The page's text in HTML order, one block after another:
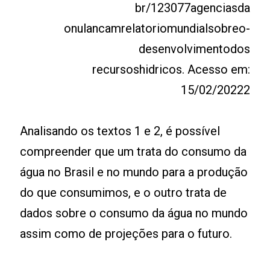
br/123077­agenciasda­
onu­lancam­relatorio­mundial­sobre­o­
desenvolvimento­dos
recursos­hidricos. Acesso em:
15/02/20222
Analisando os textos 1 e 2, é possível
compreender que um trata do consumo da
água no Brasil e no mundo para a produção
do que consumimos, e o outro trata de
dados sobre o consumo da água no mundo
assim como de projeções para o futuro.